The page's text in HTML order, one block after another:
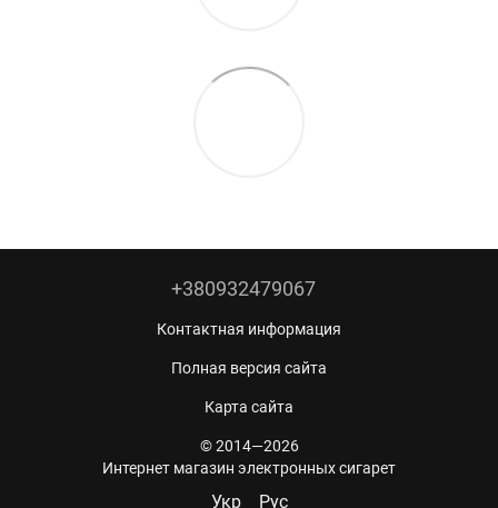
+380932479067
Контактная информация
Полная версия сайта
Карта сайта
© 2014—2026
Интернет магазин электронных сигарет
Укр Рус